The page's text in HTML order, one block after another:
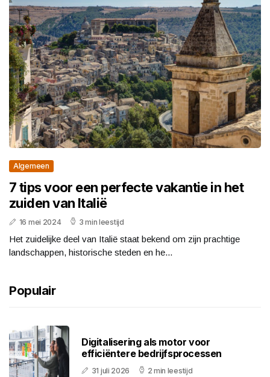
Algemeen
7 tips voor een perfecte vakantie in het
zuiden van Italië
16 mei 2024 3 min leestijd
Het zuidelijke deel van Italië staat bekend om zijn prachtige
landschappen, historische steden en he...
Populair
Digitalisering als motor voor
efficiëntere bedrijfsprocessen
31 juli 2026 2 min leestijd